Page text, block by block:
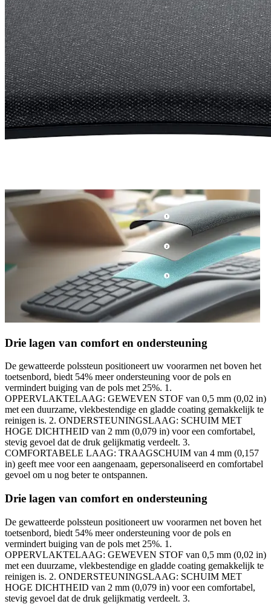
Drie lagen van comfort en ondersteuning
De gewatteerde polssteun positioneert uw voorarmen net boven het
toetsenbord, biedt 54% meer ondersteuning voor de pols en
vermindert buiging van de pols met 25%. 1.
OPPERVLAKTELAAG: GEWEVEN STOF van 0,5 mm (0,02 in)
met een duurzame, vlekbestendige en gladde coating gemakkelijk te
reinigen is. 2. ONDERSTEUNINGSLAAG: SCHUIM MET
HOGE DICHTHEID van 2 mm (0,079 in) voor een comfortabel,
stevig gevoel dat de druk gelijkmatig verdeelt. 3.
COMFORTABELE LAAG: TRAAGSCHUIM van 4 mm (0,157
in) geeft mee voor een aangenaam, gepersonaliseerd en comfortabel
gevoel om u nog beter te ontspannen.
Drie lagen van comfort en ondersteuning
De gewatteerde polssteun positioneert uw voorarmen net boven het
toetsenbord, biedt 54% meer ondersteuning voor de pols en
vermindert buiging van de pols met 25%. 1.
OPPERVLAKTELAAG: GEWEVEN STOF van 0,5 mm (0,02 in)
met een duurzame, vlekbestendige en gladde coating gemakkelijk te
reinigen is. 2. ONDERSTEUNINGSLAAG: SCHUIM MET
HOGE DICHTHEID van 2 mm (0,079 in) voor een comfortabel,
stevig gevoel dat de druk gelijkmatig verdeelt. 3.